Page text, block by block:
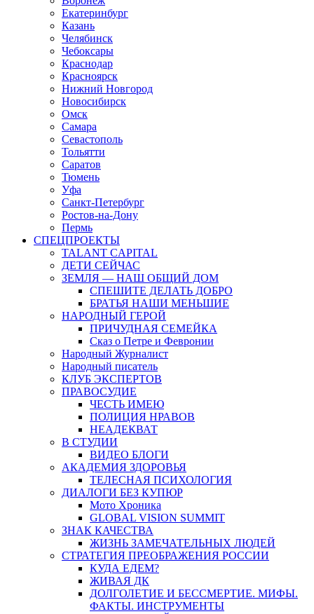
Екатеринбург
Казань
Челябинск
Чебоксары
Краснодар
Красноярск
Нижний Новгород
Новосибирск
Омск
Самара
Севастополь
Тольятти
Саратов
Тюмень
Уфа
Санкт-Петербург
Ростов-на-Дону
Пермь
СПЕЦПРОЕКТЫ
TALANT CAPITAL
ДЕТИ СЕЙЧАС
ЗЕМЛЯ — НАШ ОБЩИЙ ДОМ
СПЕШИТЕ ДЕЛАТЬ ДОБРО
БРАТЬЯ НАШИ МЕНЬШИЕ
НАРОДНЫЙ ГЕРОЙ
ПРИЧУДНАЯ СЕМЕЙКА
Сказ о Петре и Февронии
Народный Журналист
Народный писатель
КЛУБ ЭКСПЕРТОВ
ПРАВОСУДИЕ
ЧЕСТЬ ИМЕЮ
ПОЛИЦИЯ НРАВОВ
НЕАДЕКВАТ
В СТУДИИ
ВИДЕО БЛОГИ
АКАДЕМИЯ ЗДОРОВЬЯ
ТЕЛЕСНАЯ ПСИХОЛОГИЯ
ДИАЛОГИ БЕЗ КУПЮР
Мото Хроника
GLOBAL VISION SUMMIT
ЗНАК КАЧЕСТВА
ЖИЗНЬ ЗАМЕЧАТЕЛЬНЫХ ЛЮДЕЙ
СТРАТЕГИЯ ПРЕОБРАЖЕНИЯ РОССИИ
КУДА ЕДЕМ?
ЖИВАЯ ДК
ДОЛГОЛЕТИЕ И БЕССМЕРТИЕ. МИФЫ.
ФАКТЫ. ИНСТРУМЕНТЫ